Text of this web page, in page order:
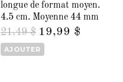
longue de format moyen.
4.5 cm. Moyenne 44 mm
21,49 $ 19,99 $
AJOUTER